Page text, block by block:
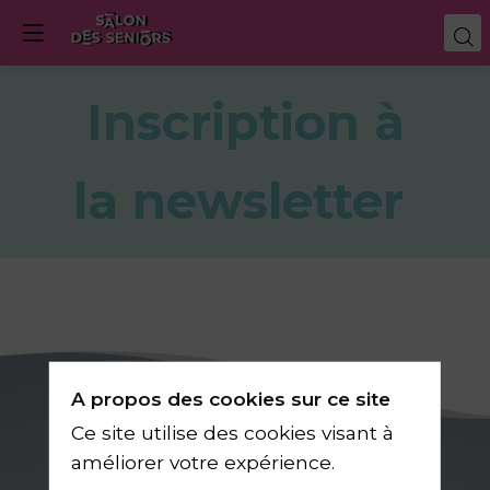
Inscription à
la newsletter
Je m'inscris
gratuitement
A propos des cookies sur ce site
Ce site utilise des cookies visant à
améliorer votre expérience.